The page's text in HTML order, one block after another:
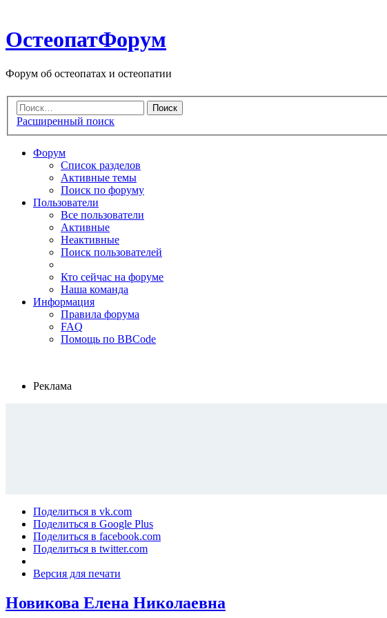
ОстеопатФорум
Форум об остеопатах и остеопатии
Расширенный поиск
Форум
Список разделов
Активные темы
Поиск по форуму
Пользователи
Все пользователи
Активные
Неактивные
Поиск пользователей
Кто сейчас на форуме
Наша команда
Информация
Правила форума
FAQ
Помощь по BBCode
Реклама
Поделиться в vk.com
Поделиться в Google Plus
Поделиться в facebook.com
Поделиться в twitter.com
Версия для печати
Новикова Елена Николаевна